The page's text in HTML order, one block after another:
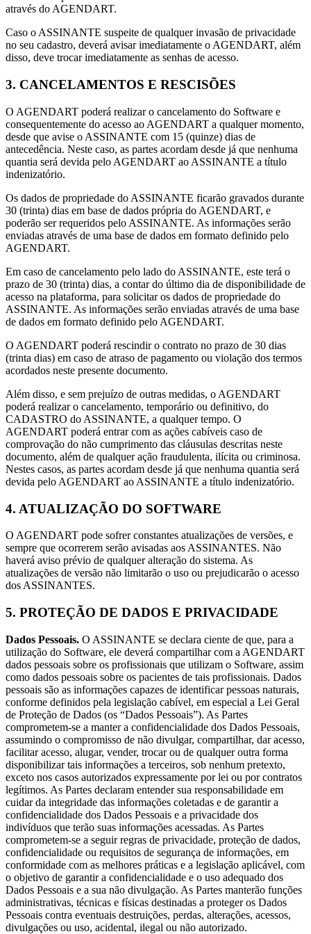
através do AGENDART.
Caso o ASSINANTE suspeite de qualquer invasão de privacidade
no seu cadastro, deverá avisar imediatamente o AGENDART, além
disso, deve trocar imediatamente as senhas de acesso.
3. CANCELAMENTOS E RESCISÕES
O AGENDART poderá realizar o cancelamento do Software e
consequentemente do acesso ao AGENDART a qualquer momento,
desde que avise o ASSINANTE com 15 (quinze) dias de
antecedência. Neste caso, as partes acordam desde já que nenhuma
quantia será devida pelo AGENDART ao ASSINANTE a título
indenizatório.
Os dados de propriedade do ASSINANTE ficarão gravados durante
30 (trinta) dias em base de dados própria do AGENDART, e
poderão ser requeridos pelo ASSINANTE. As informações serão
enviadas através de uma base de dados em formato definido pelo
AGENDART.
Em caso de cancelamento pelo lado do ASSINANTE, este terá o
prazo de 30 (trinta) dias, a contar do último dia de disponibilidade de
acesso na plataforma, para solicitar os dados de propriedade do
ASSINANTE. As informações serão enviadas através de uma base
de dados em formato definido pelo AGENDART.
O AGENDART poderá rescindir o contrato no prazo de 30 dias
(trinta dias) em caso de atraso de pagamento ou violação dos termos
acordados neste presente documento.
Além disso, e sem prejuízo de outras medidas, o AGENDART
poderá realizar o cancelamento, temporário ou definitivo, do
CADASTRO do ASSINANTE, a qualquer tempo. O
AGENDART poderá entrar com as ações cabíveis caso de
comprovação do não cumprimento das cláusulas descritas neste
documento, além de qualquer ação fraudulenta, ilícita ou criminosa.
Nestes casos, as partes acordam desde já que nenhuma quantia será
devida pelo AGENDART ao ASSINANTE a título indenizatório.
4. ATUALIZAÇÃO DO SOFTWARE
O AGENDART pode sofrer constantes atualizações de versões, e
sempre que ocorrerem serão avisadas aos ASSINANTES. Não
haverá aviso prévio de qualquer alteração do sistema. As
atualizações de versão não limitarão o uso ou prejudicarão o acesso
dos ASSINANTES.
5. PROTEÇÃO DE DADOS E PRIVACIDADE
Dados Pessoais. O ASSINANTE se declara ciente de que, para a
utilização do Software, ele deverá compartilhar com a AGENDART
dados pessoais sobre os profissionais que utilizam o Software, assim
como dados pessoais sobre os pacientes de tais profissionais. Dados
pessoais são as informações capazes de identificar pessoas naturais,
conforme definidos pela legislação cabível, em especial a Lei Geral
de Proteção de Dados (os “Dados Pessoais”). As Partes
comprometem-se a manter a confidencialidade dos Dados Pessoais,
assumindo o compromisso de não divulgar, compartilhar, dar acesso,
facilitar acesso, alugar, vender, trocar ou de qualquer outra forma
disponibilizar tais informações a terceiros, sob nenhum pretexto,
exceto nos casos autorizados expressamente por lei ou por contratos
legítimos. As Partes declaram entender sua responsabilidade em
cuidar da integridade das informações coletadas e de garantir a
confidencialidade dos Dados Pessoais e a privacidade dos
indivíduos que terão suas informações acessadas. As Partes
comprometem-se a seguir regras de privacidade, proteção de dados,
confidencialidade ou requisitos de segurança de informações, em
conformidade com as melhores práticas e a legislação aplicável, com
o objetivo de garantir a confidencialidade e o uso adequado dos
Dados Pessoais e a sua não divulgação. As Partes manterão funções
administrativas, técnicas e físicas destinadas a proteger os Dados
Pessoais contra eventuais destruições, perdas, alterações, acessos,
divulgações ou uso, acidental, ilegal ou não autorizado.